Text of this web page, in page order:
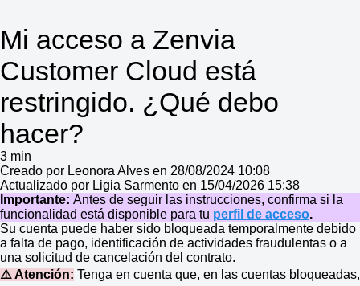
Mi acceso a Zenvia
Customer Cloud está
restringido. ¿Qué debo
hacer?
3 min
Creado por Leonora Alves en 28/08/2024 10:08
Actualizado por Ligia Sarmento en 15/04/2026 15:38
Importante: Antes de seguir las instrucciones, confirma si la
funcionalidad está disponible para tu perfil de acceso.
Su cuenta puede haber sido bloqueada temporalmente debido
a falta de pago, identificación de actividades fraudulentas o a
una solicitud de cancelación del contrato.
⚠️ Atención: Tenga en cuenta que, en las cuentas bloqueadas,